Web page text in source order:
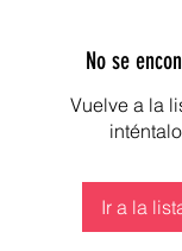
No se
Vuelve a la
Ir a la